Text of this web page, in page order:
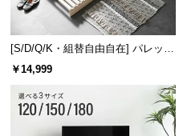
[S/D/Q/K・組替自由自在] パレット
ベッド 8/12/16枚セット
￥14,999